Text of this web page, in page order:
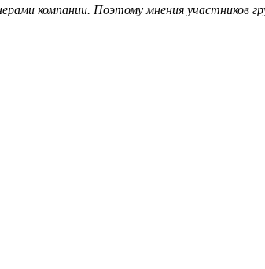
компании. Поэтому мнения участников